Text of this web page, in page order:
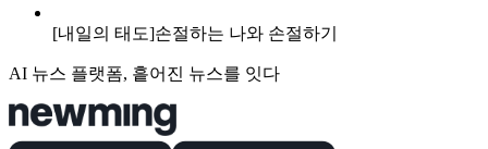
[내일의 태도]손절하는 나와 손절하기
AI 뉴스 플랫폼, 흩어진 뉴스를 잇다